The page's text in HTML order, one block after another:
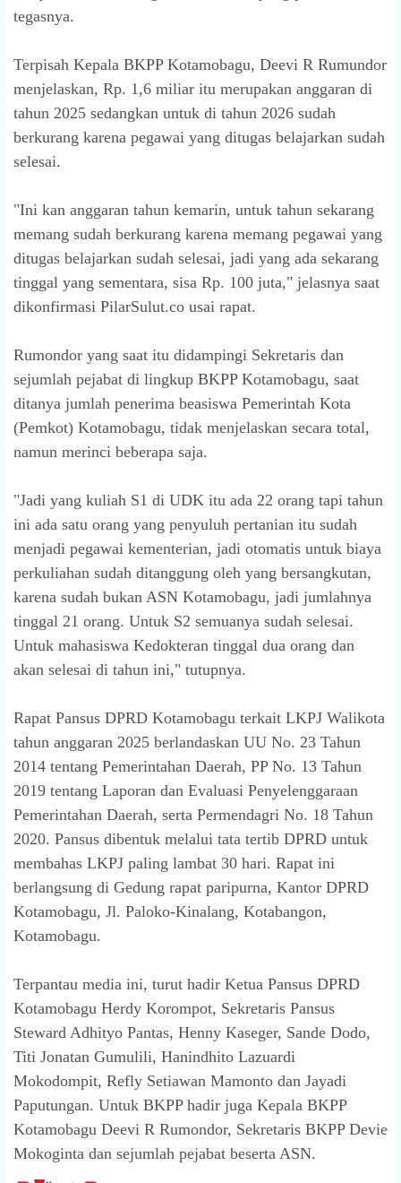
tegasnya.
Terpisah Kepala BKPP Kotamobagu, Deevi R Rumundor
menjelaskan, Rp. 1,6 miliar itu merupakan anggaran di
tahun 2025 sedangkan untuk di tahun 2026 sudah
berkurang karena pegawai yang ditugas belajarkan sudah
selesai.
"Ini kan anggaran tahun kemarin, untuk tahun sekarang
memang sudah berkurang karena memang pegawai yang
ditugas belajarkan sudah selesai, jadi yang ada sekarang
tinggal yang sementara, sisa Rp. 100 juta," jelasnya saat
dikonfirmasi PilarSulut.co usai rapat.
Rumondor yang saat itu didampingi Sekretaris dan
sejumlah pejabat di lingkup BKPP Kotamobagu, saat
ditanya jumlah penerima beasiswa Pemerintah Kota
(Pemkot) Kotamobagu, tidak menjelaskan secara total,
namun merinci beberapa saja.
"Jadi yang kuliah S1 di UDK itu ada 22 orang tapi tahun
ini ada satu orang yang penyuluh pertanian itu sudah
menjadi pegawai kementerian, jadi otomatis untuk biaya
perkuliahan sudah ditanggung oleh yang bersangkutan,
karena sudah bukan ASN Kotamobagu, jadi jumlahnya
tinggal 21 orang. Untuk S2 semuanya sudah selesai.
Untuk mahasiswa Kedokteran tinggal dua orang dan
akan selesai di tahun ini," tutupnya.
Rapat Pansus DPRD Kotamobagu terkait LKPJ Walikota
tahun anggaran 2025 berlandaskan UU No. 23 Tahun
2014 tentang Pemerintahan Daerah, PP No. 13 Tahun
2019 tentang Laporan dan Evaluasi Penyelenggaraan
Pemerintahan Daerah, serta Permendagri No. 18 Tahun
2020. Pansus dibentuk melalui tata tertib DPRD untuk
membahas LKPJ paling lambat 30 hari. Rapat ini
berlangsung di Gedung rapat paripurna, Kantor DPRD
Kotamobagu, Jl. Paloko-Kinalang, Kotabangon,
Kotamobagu.
Terpantau media ini, turut hadir Ketua Pansus DPRD
Kotamobagu Herdy Korompot, Sekretaris Pansus
Steward Adhityo Pantas, Henny Kaseger, Sande Dodo,
Titi Jonatan Gumulili, Hanindhito Lazuardi
Mokodompit, Refly Setiawan Mamonto dan Jayadi
Paputungan. Untuk BKPP hadir juga Kepala BKPP
Kotamobagu Deevi R Rumondor, Sekretaris BKPP Devie
Mokoginta dan sejumlah pejabat beserta ASN.